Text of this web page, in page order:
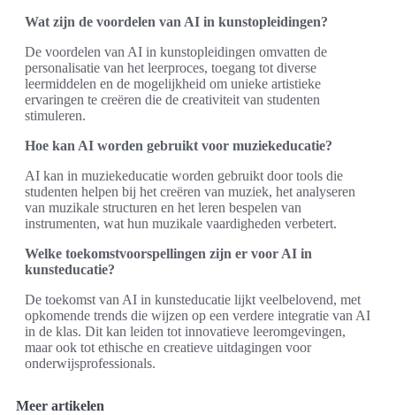
Wat zijn de voordelen van AI in kunstopleidingen?
De voordelen van AI in kunstopleidingen omvatten de
personalisatie van het leerproces, toegang tot diverse
leermiddelen en de mogelijkheid om unieke artistieke
ervaringen te creëren die de creativiteit van studenten
stimuleren.
Hoe kan AI worden gebruikt voor muziekeducatie?
AI kan in muziekeducatie worden gebruikt door tools die
studenten helpen bij het creëren van muziek, het analyseren
van muzikale structuren en het leren bespelen van
instrumenten, wat hun muzikale vaardigheden verbetert.
Welke toekomstvoorspellingen zijn er voor AI in
kunsteducatie?
De toekomst van AI in kunsteducatie lijkt veelbelovend, met
opkomende trends die wijzen op een verdere integratie van AI
in de klas. Dit kan leiden tot innovatieve leeromgevingen,
maar ook tot ethische en creatieve uitdagingen voor
onderwijsprofessionals.
Meer artikelen